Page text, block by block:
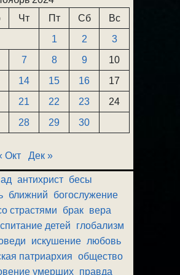
Чт Пт Сб
Вс
1
2
3
7 8 9
10
14 15 16
17
21 22 23
24
28 29 30
Окт Дек »
ад антихрист бесы
ближний
богослужение
страстями брак вера
детей
глобализм
искушение любовь
патриархия
общество
умерших правда